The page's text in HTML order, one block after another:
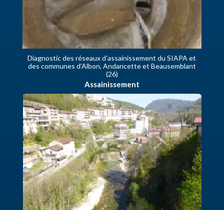
Diagnostic des réseaux d’assainissement du SIAPA et
des communes d’Albon, Andancette et Beausemblant
(26)
Assainissement